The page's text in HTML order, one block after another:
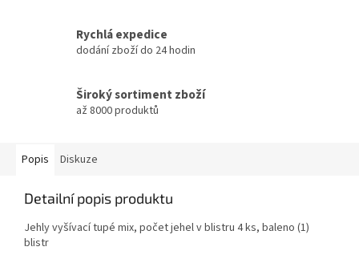
Rychlá expedice
dodání zboží do 24 hodin
Široký sortiment zboží
až 8000 produktů
Popis Diskuze
Detailní popis produktu
Jehly vyšívací tupé mix, počet jehel v blistru 4 ks, baleno (1)
blistr